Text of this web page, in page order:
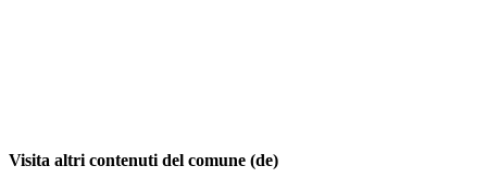
Visita altri contenuti del comune (de)